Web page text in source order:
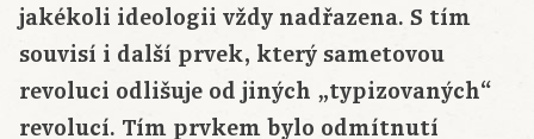
jakékoli ideologii vždy nadřazena. S tím
souvisí i další prvek, který sametovou
revoluci odlišuje od jiných „typizovaných“
revolucí. Tím prvkem bylo odmítnutí